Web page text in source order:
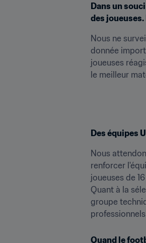
Dans un
des joueuses.
Nous ne
donnée
joueuses
le meilleur
Des équipes
Nous
renforcer
joueuses de
Quant à la
groupe
Quand le